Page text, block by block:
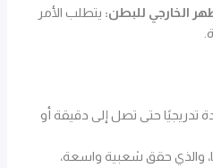
الخارجي للبطن: يتطلب الأمر
المدة تدريجيًا حتى تصل إلى دقيقة أو
البلانك لمدة 30 يومًا، والذي حقق شعبية واسعة،